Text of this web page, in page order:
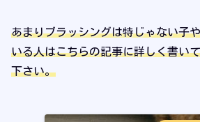
あまりブラッシングは特じゃない子
いる人はこちらの記事に詳しく書い
下さい。